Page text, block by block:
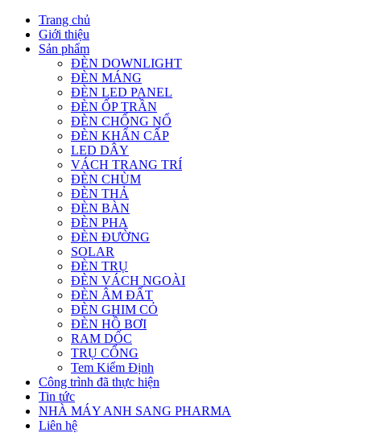
Trang chủ
Giới thiệu
Sản phẩm
ĐÈN DOWNLIGHT
ĐÈN MÁNG
ĐÈN LED PANEL
ĐÈN ỐP TRẦN
ĐÈN CHỐNG NỔ
ĐÈN KHẨN CẤP
LED DÂY
VÁCH TRANG TRÍ
ĐÈN CHÙM
ĐÈN THẢ
ĐÈN BÀN
ĐÈN PHA
ĐÈN ĐƯỜNG
SOLAR
ĐÈN TRỤ
ĐÈN VÁCH NGOÀI
ĐÈN ÂM ĐẤT
ĐÈN GHIM CỎ
ĐÈN HỒ BƠI
RAM DỐC
TRỤ CỔNG
Tem Kiểm Định
Công trình đã thực hiện
Tin tức
NHÀ MÁY ANH SANG PHARMA
Liên hệ